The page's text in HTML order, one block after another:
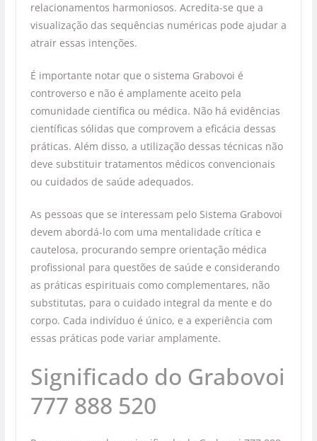
relacionamentos harmoniosos. Acredita-se que a
visualização das sequências numéricas pode ajudar a
atrair essas intenções.
É importante notar que o sistema Grabovoi é
controverso e não é amplamente aceito pela
comunidade científica ou médica. Não há evidências
científicas sólidas que comprovem a eficácia dessas
práticas. Além disso, a utilização dessas técnicas não
deve substituir tratamentos médicos convencionais
ou cuidados de saúde adequados.
As pessoas que se interessam pelo Sistema Grabovoi
devem abordá-lo com uma mentalidade crítica e
cautelosa, procurando sempre orientação médica
profissional para questões de saúde e considerando
as práticas espirituais como complementares, não
substitutas, para o cuidado integral da mente e do
corpo. Cada indivíduo é único, e a experiência com
essas práticas pode variar amplamente.
Significado do Grabovoi
777 888 520